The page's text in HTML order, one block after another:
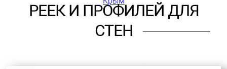
РЕЕК И ПРОФИЛЕЙ ДЛЯ
СТЕН